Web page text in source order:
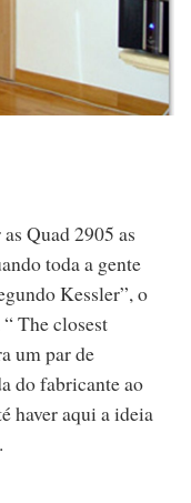
Quad 2905 as
toda a gente
Kessler”, o
The closest
um par de
do fabricante ao
haver aqui a ideia